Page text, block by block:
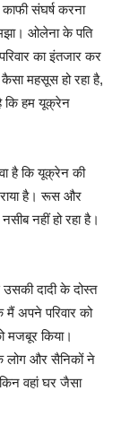
संघर्ष करना
ओलेना के पति
का इंतजार कर
महसूस हो रहा है,
कि हम यूक्रेन
है कि यूक्रेन की
है। रूस और
नहीं हो रहा है।
उसकी दादी के दोस्त
मैं अपने परिवार को
मजबूर किया।
के लोग और सैनिकों ने
वहां घर जैसा